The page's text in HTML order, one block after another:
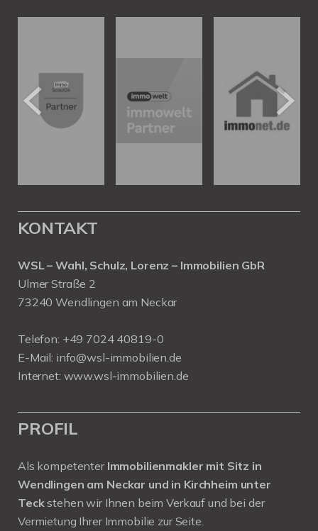
KONTAKT
WSL – Wahl, Schulz, Lorenz – Immobilien GbR
Ulmer Straße 2
73240 Wendlingen am Neckar
Telefon: +49 7024 40819-0
E-Mail: info@wsl-immobilien.de
Internet: www.wsl-immobilien.de
PROFIL
Als kompetenter Immobilienmakler mit Sitz in
Wendlingen am Neckar und in Kirchheim unter
Teckstehen wir Ihnen beim Verkauf und bei der
Vermietung Ihrer Immobilie zur Seite.